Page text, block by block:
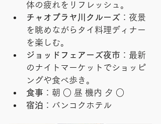
体の疲れをリフレッシュ。
チャオプラヤ川クルーズ ：夜景
を眺めながらタイ料理ディナー
を楽しむ。
ジョッドフェアーズ夜市 ：最新
のナイトマーケットでショッピ
ングや食べ歩き。
食事 ：朝 ○ 昼 機内 夕 ○
宿泊 ：バンコクホテル